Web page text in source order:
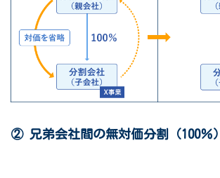
② 兄弟会社間の無対価分割（100％）